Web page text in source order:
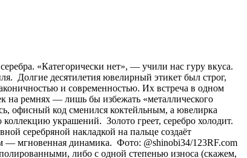
«Категорически нет», — учили нас гуру вкуса.
Долгие десятилетия ювелирный этикет был строг,
и современностью. Их встреча в одном
на ремнях — лишь бы избежать «металлического
офисный код сменился коктейльным, а ювелирка
украшений. Золото греет, серебро холодит.
серебряной накладкой на пальце создаёт
— мгновенная динамика. Фото: @shinobi34/123RF.com
либо с одной степенью износа (скажем,